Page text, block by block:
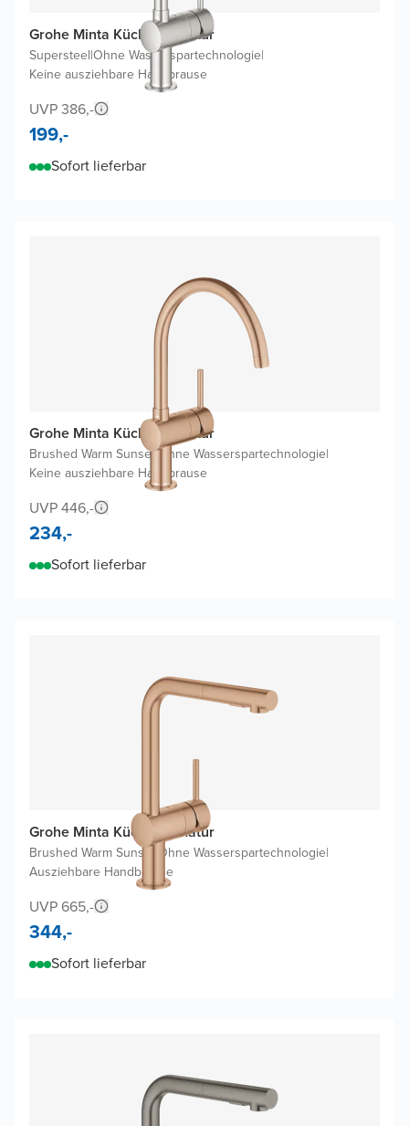
Grohe Minta Küchenarmatur
Supersteel|Ohne Wasserspartechnologie|
Keine ausziehbare Handbrause
UVP 386,-
199,-
Sofort lieferbar
Grohe Minta Küchenarmatur
Brushed Warm Sunset|Ohne Wasserspartechnologie|
Keine ausziehbare Handbrause
UVP 446,-
234,-
Sofort lieferbar
Grohe Minta Küchenarmatur
Brushed Warm Sunset Ohne Wasserspartechnologie|
Ausziehbare Handbrause
UVP 665,-
344,-
Sofort lieferbar